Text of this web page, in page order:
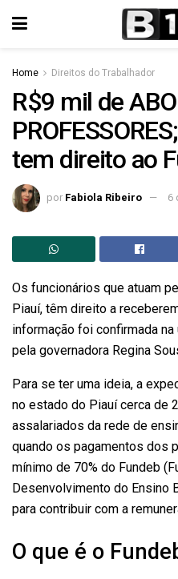
Home Direitos do Trabalhador
R$9 mil de
tem direito ao
por Fabiola Ribeiro 6
Os funcionários que atuam
Piauí, têm direito a
informação foi confirmada
pela governadora Regina
Para se ter uma ideia, a
no estado do Piauí cerca de
assalariados da rede de
quando os pagamentos dos
mínimo de 70% do Fundeb
Desenvolvimento do Ensino
para contribuir com a
O que é o